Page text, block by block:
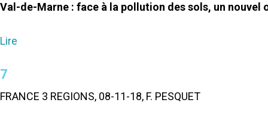
Val-de-Marne : face à la pollution des sols, un
Lire
7
FRANCE 3 REGIONS, 08-11-18, F. PESQUET